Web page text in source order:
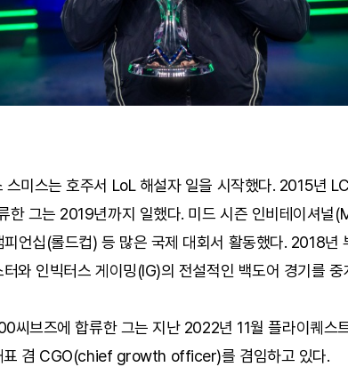
스미스는 호주서 LoL 해설자 일을 시작했다. 2015년
한 그는 2019년까지 일했다. 미드 시즌 인비테이셔널
언십(롤드컵) 등 많은 국제 대회서 활동했다. 2018년
와 인빅터스 게이밍(IG)의 전설적인 백도어 경기를 중
씨브즈에 합류한 그는 지난 2022년 11월 플라이퀘스
표 겸 CGO(chief growth officer)를 겸임하고 있다.